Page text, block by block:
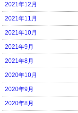
2021年12月
2021年11月
2021年10月
2021年9月
2021年8月
2020年10月
2020年9月
2020年8月